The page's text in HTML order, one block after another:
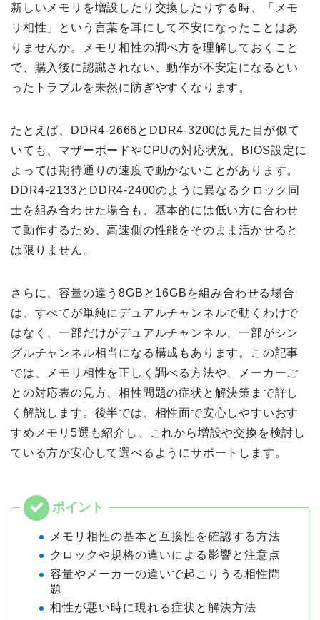
新しいメモリを増設したり交換したりする時、「メモ
リ相性」という言葉を耳にして不安になったことはあ
りませんか。メモリ相性の調べ方を理解しておくこと
で、購入後に認識されない、動作が不安定になるとい
ったトラブルを未然に防ぎやすくなります。
たとえば、DDR4-2666とDDR4-3200は見た目が似て
いても、マザーボードやCPUの対応状況、BIOS設定に
よっては期待通りの速度で動かないことがあります。
DDR4-2133とDDR4-2400のように異なるクロック同
士を組み合わせた場合も、基本的には低い方に合わせ
て動作するため、高速側の性能をそのまま活かせると
は限りません。
さらに、容量の違う8GBと16GBを組み合わせる場合
は、すべてが単純にデュアルチャンネルで動くわけで
はなく、一部だけがデュアルチャンネル、一部がシン
グルチャンネル相当になる構成もあります。この記事
では、メモリ相性を正しく調べる方法や、メーカーご
との対応表の見方、相性問題の症状と解決策まで詳し
く解説します。後半では、相性面で安心しやすいおす
すめメモリ5選も紹介し、これから増設や交換を検討し
ている方が安心して選べるようにサポートします。
メモリ相性の基本と互換性を確認する方法
クロックや規格の違いによる影響と注意点
容量やメーカーの違いで起こりうる相性問
題
相性が悪い時に現れる症状と解決方法